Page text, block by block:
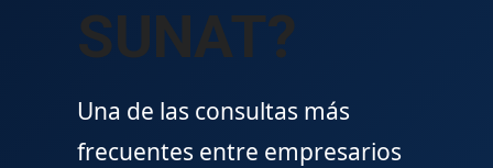
SUNAT?
Una de las consultas más
frecuentes entre empresarios